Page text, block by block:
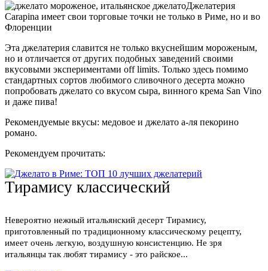
Джелатерия
Carapina имеет свои торговые точки не только в Риме, но и во
Флоренции
Эта джелатерия славится не только вкуснейшим мороженым,
но и отличается от других подобных заведений своими
вкусовыми экспериментами off limits. Только здесь помимо
стандартных сортов любимого сливочного десерта можно
попробовать джелато со вкусом сыра, винного крема San Vino
и даже пива!
Рекомендуемые вкусы: медовое и джелато а-ля пекорино
романо.
Рекомендуем прочитать:
Тирамису классический
Невероятно нежный итальянский десерт Тирамису,
приготовленный по традиционному классическому рецепту,
имеет очень легкую, воздушную консистенцию. Не зря
итальянцы так любят тирамису - это райское...